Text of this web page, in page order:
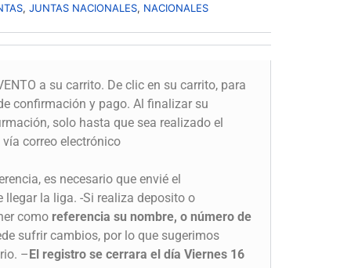
,JUNTAS NACIONALES, NACIONALES
a su carrito. De clic en su carrito, para
confirmación y pago. Al finalizar su
solo hasta que sea realizado el
correo electrónico
es necesario que envié el
llegar la liga. -Si realiza deposito o
como referencia su nombre, o número de
sufrir cambios, por lo que sugerimos
–El registro se cerrara el día Viernes 16